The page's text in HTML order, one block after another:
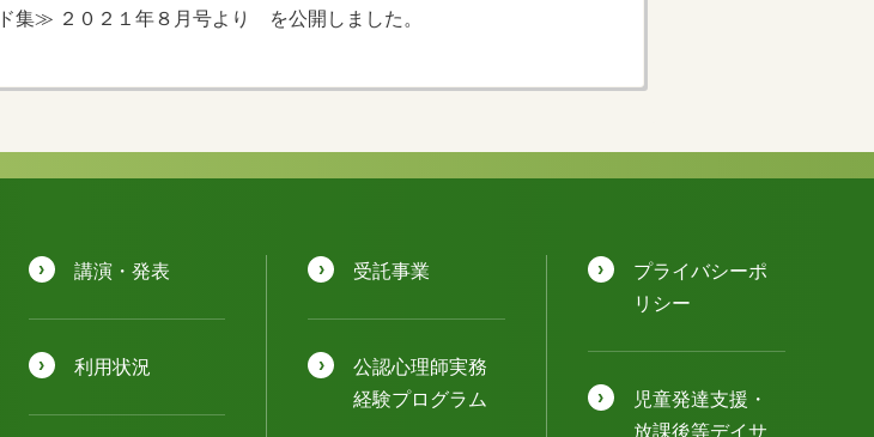
≫ ２０２１年８月号より を公開しました。
講演・発表
利用状況
受託事業
公認⼼理師実務
経験プログラム
プライバシーポ
リシー
児童発達⽀援・
放課後等デイサ